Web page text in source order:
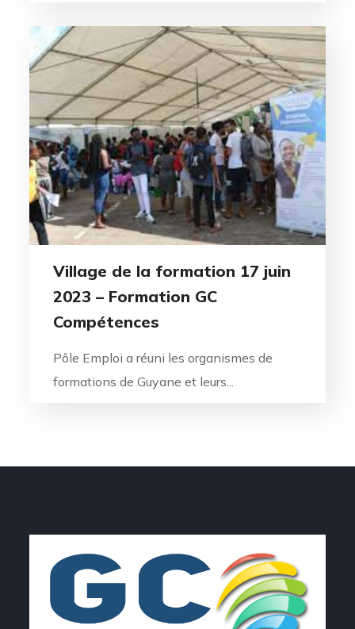
Village de la formation 17 juin
2023 – Formation GC
Compétences
Pôle Emploi a réuni les organismes de
formations de Guyane et leurs...